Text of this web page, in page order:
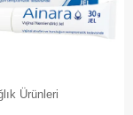
Ürünleri